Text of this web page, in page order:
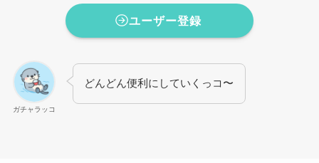
ユーザー登録
ガチャラッコ
どんどん便利にしていくっコ〜